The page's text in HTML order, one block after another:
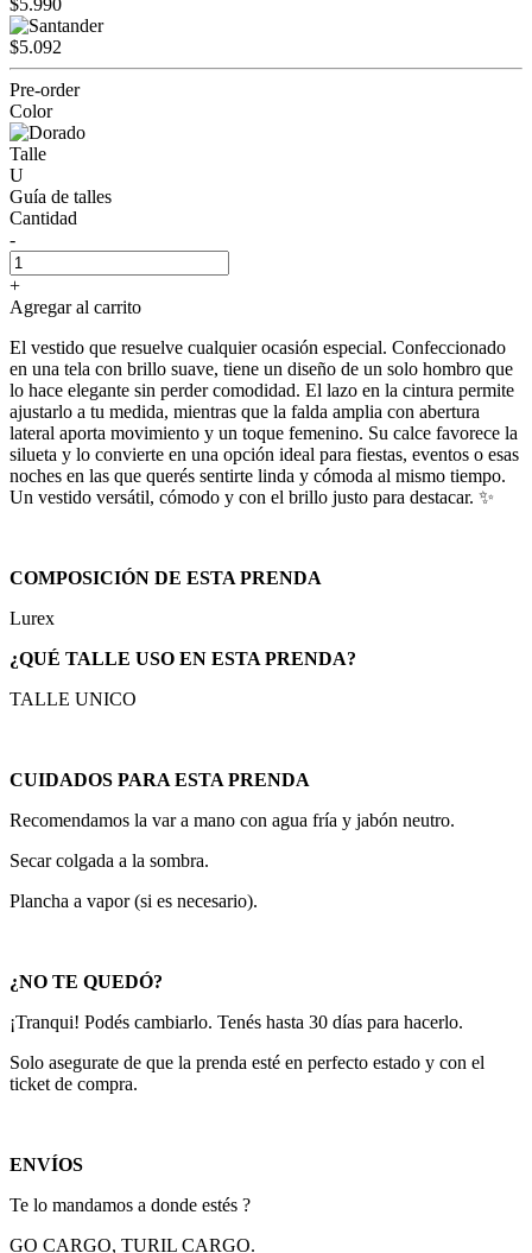
$5.092
Pre-order
Color
Talle
U
Guía de talles
Cantidad
-
+
Agregar al carrito
El vestido que resuelve cualquier ocasión especial. Confeccionado
en una tela con brillo suave, tiene un diseño de un solo hombro que
lo hace elegante sin perder comodidad. El lazo en la cintura permite
ajustarlo a tu medida, mientras que la falda amplia con abertura
lateral aporta movimiento y un toque femenino. Su calce favorece la
silueta y lo convierte en una opción ideal para fiestas, eventos o esas
noches en las que querés sentirte linda y cómoda al mismo tiempo.
Un vestido versátil, cómodo y con el brillo justo para destacar. ✨
COMPOSICIÓN DE ESTA PRENDA
Lurex
¿QUÉ TALLE USO EN ESTA PRENDA?
TALLE UNICO
CUIDADOS PARA ESTA PRENDA
Recomendamos la var a mano con agua fría y jabón neutro.
Secar colgada a la sombra.
Plancha a vapor (si es necesario).
¿NO TE QUEDÓ?
¡Tranqui! Podés cambiarlo. Tenés hasta 30 días para hacerlo.
Solo asegurate de que la prenda esté en perfecto estado y con el
ticket de compra.
ENVÍOS
Te lo mandamos a donde estés ?
GO CARGO, TURIL CARGO.